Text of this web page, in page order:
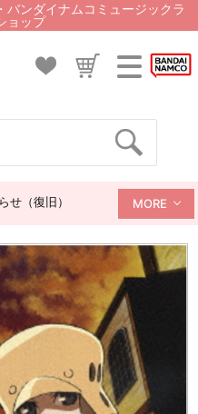
バンダイナムコミュージックラ
ョップ
せ（復旧） MORE